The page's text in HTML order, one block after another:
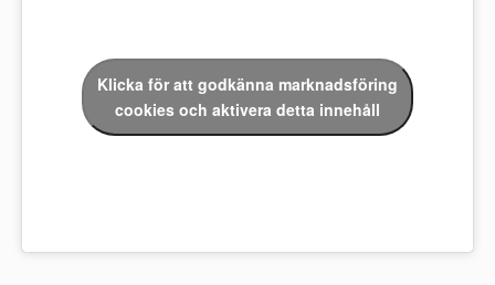
Klicka för att godkänna marknadsföring
cookies och aktivera detta innehåll